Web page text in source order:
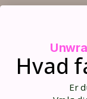
Handelsbetingelser
Størrelsesguide
Blog
Hvad
Er